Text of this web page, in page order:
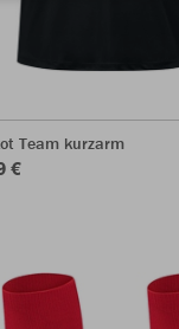
Team kurzarm
€